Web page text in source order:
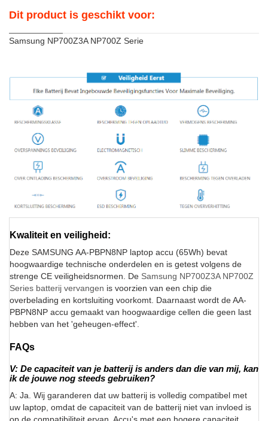
Dit product is geschikt voor:
Samsung NP700Z3A NP700Z Serie
Kwaliteit en veiligheid:
Deze SAMSUNG AA-PBPN8NP laptop accu (65Wh) bevat
hoogwaardige technische onderdelen en is getest volgens de
strenge CE veiligheidsnormen. De Samsung NP700Z3A NP700Z
Series batterij vervangen is voorzien van een chip die
overbelading en kortsluiting voorkomt. Daarnaast wordt de AA-
PBPN8NP accu gemaakt van hoogwaardige cellen die geen last
hebben van het 'geheugen-effect'.
FAQs
V: De capaciteit van je batterij is anders dan die van mij, kan
ik de jouwe nog steeds gebruiken?
A: Ja. Wij garanderen dat uw batterij is volledig compatibel met
uw laptop, omdat de capaciteit van de batterij niet van invloed is